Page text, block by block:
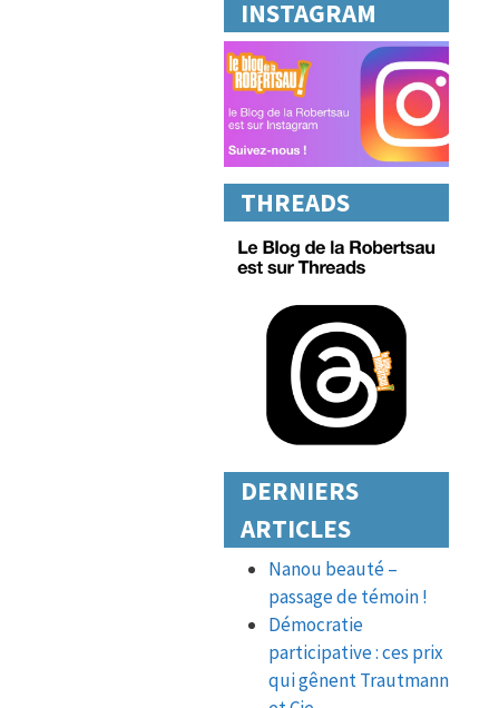
INSTAGRAM
THREADS
DERNIERS
ARTICLES
Nanou beauté –
passage de témoin !
Démocratie
participative : ces prix
qui gênent Trautmann